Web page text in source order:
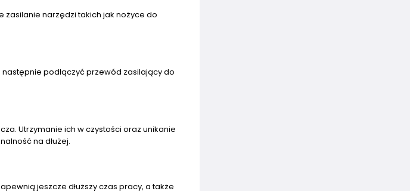
zasilanie narzędzi takich jak nożyce do
podłączyć przewód zasilający do
Utrzymanie ich w czystości oraz unikanie
na dłużej.
jeszcze dłuższy czas pracy, a także